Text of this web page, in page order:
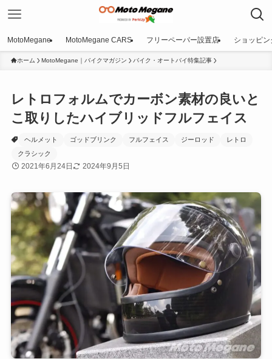
MotoMegane MotoMegane CARS フリーペーパー設置店 ショッピン
ホーム MotoMegane｜バイクマガジン バイク・オートバイ特集記事
レトロフォルムでカーボン素材の良いと
こ取りしたハイブリッドフルフェイス
ヘルメット ゴッドブリンク フルフェイス ジーロッド
レトロ
クラシック
2021年6月24日 2024年9月5日